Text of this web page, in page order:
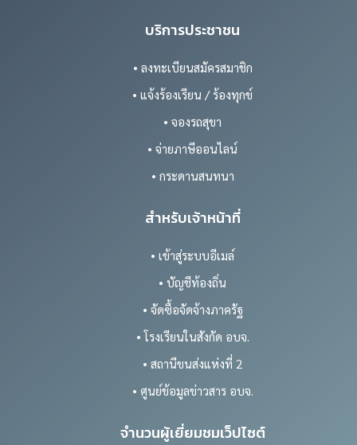
บริการประชาชน
• ลงทะเบียนสมัครสมาชิก
• แจ้งร้องเรียน / ร้องทุกข์
• จองรถสุขา
• จ่ายภาษีออนไลน์
• กระดานสนทนา
สำหรับเจ้าหน้าที่
• เข้าสู่ระบบอีเมล์
• บัญชีท้องถิ่น
• จัดซื้อจัดจ้างภาครัฐ
• โรงเรียนในสังกัด อบจ.
• สถานีขนส่งแห่งที่ 2
• ศูนย์ข้อมูลข่าวสาร อบจ.
จำนวนผู้เยี่ยมชมเว็ปไซต์